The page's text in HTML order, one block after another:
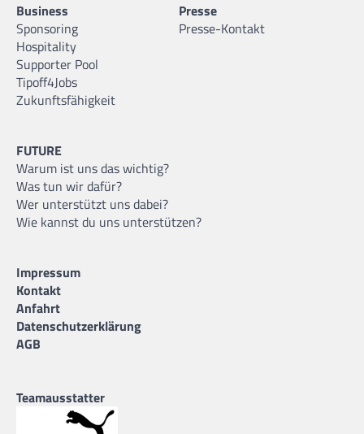
Business
Sponsoring
Hospitality
Supporter Pool
Tipoff4Jobs
Zukunftsfähigkeit
Presse
Presse-Kontakt
FUTURE
Warum ist uns das wichtig?
Was tun wir dafür?
Wer unterstützt uns dabei?
Wie kannst du uns unterstützen?
Impressum
Kontakt
Anfahrt
Datenschutzerklärung
AGB
Teamausstatter